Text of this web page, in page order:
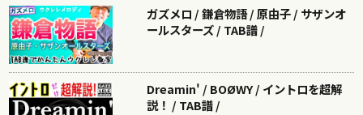
ガズメロ / 鎌倉物語 / 原由子 / サザンオ
ールスターズ / TAB譜 /
Dreamin' / BOØWY / イントロを超解
説！ / TAB譜 /